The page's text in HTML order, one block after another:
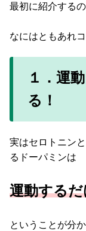
最初に紹介するの
なにはともあれコ
１．運
る！
実はセロトニン
るドーパミンは
運動する
ということが分